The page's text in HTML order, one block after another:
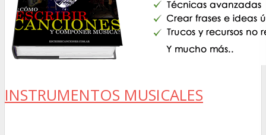
INSTRUMENTOS MUSICALES